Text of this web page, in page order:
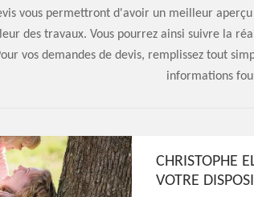
vous permettront d'avoir un meilleur
des travaux. Vous pourrez ainsi suivre la
vos demandes de devis, remplissez tout
informations
CHRISTOPHE
VOTRE